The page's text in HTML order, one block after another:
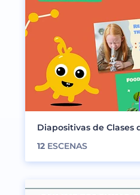
Diapositivas de Clases
12 ESCENAS